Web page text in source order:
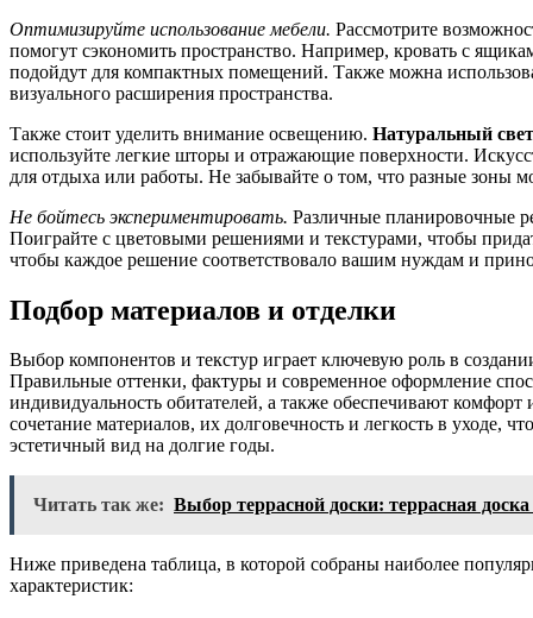
Оптимизируйте использование мебели. Рассмотрите
помогут сэкономить пространство. Например, кровать с
подойдут для компактных помещений. Также можна
визуального расширения пространства.
Также стоит уделить внимание освещению. Натуральный свет
используйте легкие шторы и отражающие поверхности.
для отдыха или работы. Не забывайте о том, что разные зоны
Не бойтесь экспериментировать. Различные планировочные
Поиграйте с цветовыми решениями и текстурами, чтобы
чтобы каждое решение соответствовало вашим нуждам и
Подбор материалов и отделки
Выбор компонентов и текстур играет ключевую роль в
Правильные оттенки, фактуры и современное оформление
индивидуальность обитателей, а также обеспечивают
сочетание материалов, их долговечность и легкость в уходе,
эстетичный вид на долгие годы.
Читать так же: Выбор террасной доски: террасная
Ниже приведена таблица, в которой собраны наиболее
характеристик: